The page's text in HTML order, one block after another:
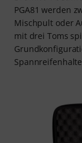
PGA81 werden
Mischpult oder
mit drei Toms